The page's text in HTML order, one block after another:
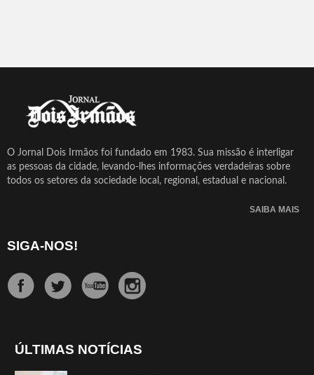
O Jornal Dois Irmãos foi fundado em 1983. Sua missão é interligar
as pessoas da cidade, levando-lhes informações verdadeiras sobre
todos os setores da sociedade local, regional, estadual e nacional.
SAIBA MAIS
SIGA-NOS!
ÚLTIMAS NOTÍCIAS